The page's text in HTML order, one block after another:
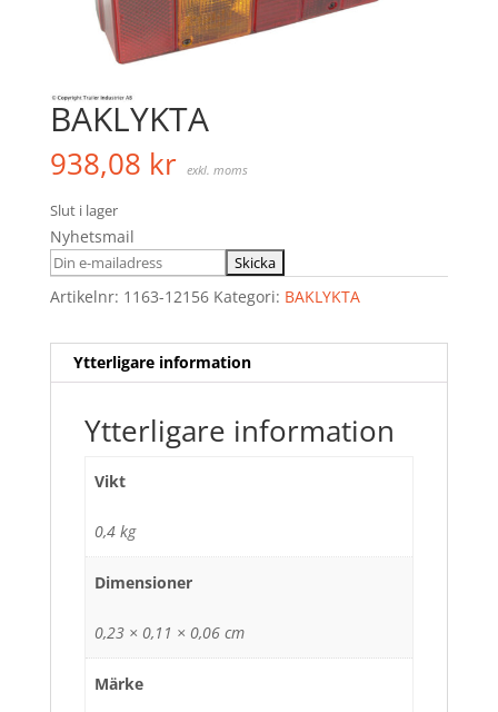
BAKLYKTA
938,08 kr exkl. moms
Slut i lager
Nyhetsmail
Artikelnr: 1163-12156 Kategori: BAKLYKTA
Ytterligare information
Ytterligare information
Vikt
0,4 kg
Dimensioner
0,23 × 0,11 × 0,06 cm
Märke